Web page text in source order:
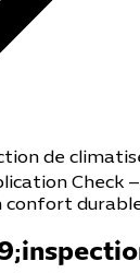
de
Check
confort